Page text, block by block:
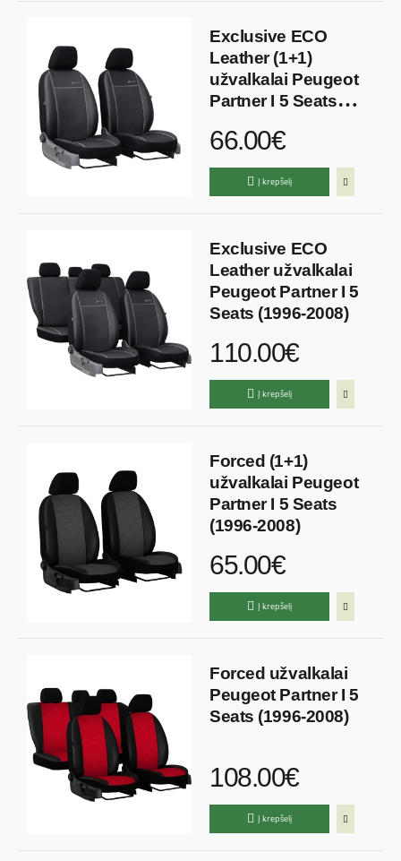
Exclusive ECO
Leather (1+1)
užvalkalai Peugeot
Partner I 5 Seats
66.00€
Į krepšelį
Exclusive ECO
Leather užvalkalai
Peugeot Partner I 5
Seats (1996-2008)
110.00€
Į krepšelį
Forced (1+1)
užvalkalai Peugeot
Partner I 5 Seats
(1996-2008)
65.00€
Į krepšelį
Forced užvalkalai
Peugeot Partner I 5
Seats (1996-2008)
108.00€
Į krepšelį